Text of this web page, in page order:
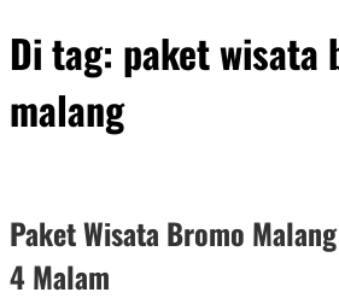
Di tag: paket wisata
malang
Paket Wisata Bromo
4 Malam